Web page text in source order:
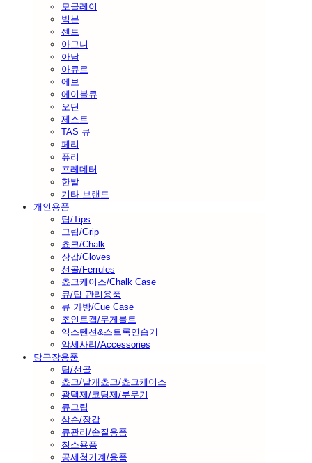
모글레이
빅본
센토
아그니
아담
아큐로
에보
에이블큐
오딘
제스트
TAS 큐
페리
퓨리
프레데터
한밭
기타 브랜드
개인용품
팁/Tips
그립/Grip
쵸크/Chalk
장갑/Gloves
선골/Ferrules
쵸크케이스/Chalk Case
큐/팁 관리용품
큐 가방/Cue Case
조인트캡/무게볼트
익스텐션&스트록연습기
악세사리/Accessories
당구장용품
팁/선골
쵸크/낱개쵸크/쵸크케이스
광택제/코팅제/분무기
큐그립
삼손/장갑
큐관리/손질용품
청소용품
공세척기계/용품